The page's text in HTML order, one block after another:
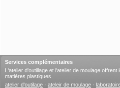
Services complémentaires
L'atelier d'outillage et l'atelier de moulage
matières plastiques.
atelier d'outilage · ateleir de moulage ·